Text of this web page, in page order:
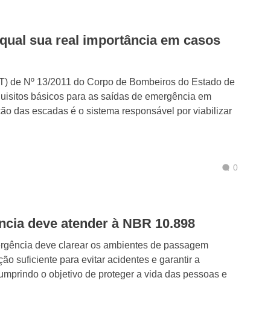
sua real importância em casos
de Nº 13/2011 do Corpo de Bombeiros do Estado de
básicos para as saídas de emergência em
das escadas é o sistema responsável por viabilizar
0
deve atender à NBR 10.898
deve clarear os ambientes de passagem
suficiente para evitar acidentes e garantir a
o objetivo de proteger a vida das pessoas e